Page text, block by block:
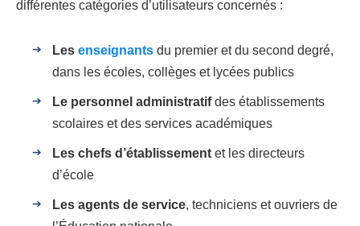
différentes catégories d’utilisateurs concernés :
Les enseignants du premier et du second degré,
dans les écoles, collèges et lycées publics
Le personnel administratifdes établissements
scolaires et des services académiques
Les chefs d’établissement et les directeurs
d’école
Les agents de service, techniciens et ouvriers de